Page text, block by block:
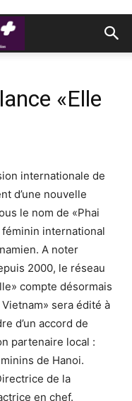
«Elle
internationale de
d’une nouvelle
le nom de «Phai
international
A noter
2000, le réseau
compte désormais
sera édité à
d’un accord de
partenaire local :
de Hanoi.
de la
en chef.